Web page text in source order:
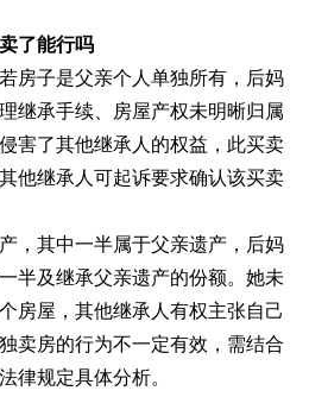
了能行吗
房子是父亲个人单独所有，后妈
继承手续、房屋产权未明晰归属
害了其他继承人的权益，此买卖
他继承人可起诉要求确认该买卖
，其中一半属于父亲遗产，后妈
半及继承父亲遗产的份额。她未
房屋，其他继承人有权主张自己
卖房的行为不一定有效，需结合
律规定具体分析。